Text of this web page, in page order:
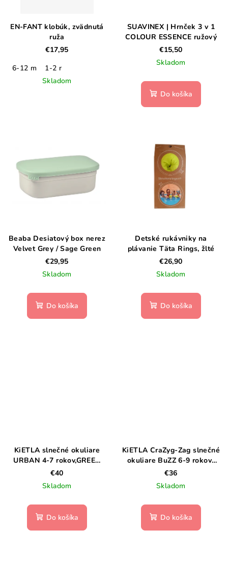
EN-FANT klobúk, zvädnutá
ruža
€17,95
6-12 m
1-2 r
Skladom
SUAVINEX | Hrnček 3 v 1
COLOUR ESSENCE ružový
€15,50
Skladom
Do košíka
Beaba Desiatový box nerez
Velvet Grey / Sage Green
€29,95
Skladom
Do košíka
Detské rukávniky na
plávanie Täta Rings, žlté
€26,90
Skladom
Do košíka
KiETLA slnečné okuliare
URBAN 4-7 rokov,GREEN
LAVENDER
€40
Skladom
Do košíka
KiETLA CraZyg-Zag slnečné
okuliare BuZZ 6-9 rokov-
Kaki
€36
Skladom
Do košíka